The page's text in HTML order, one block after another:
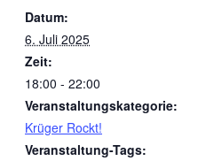
Datum:
6. Juli 2025
Zeit:
18:00 - 22:00
Veranstaltungskategorie:
Krüger Rockt!
Veranstaltung-Tags: